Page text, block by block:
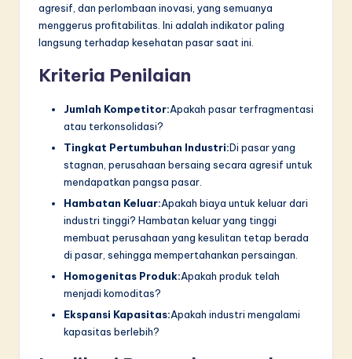
agresif, dan perlombaan inovasi, yang semuanya
menggerus profitabilitas. Ini adalah indikator paling
langsung terhadap kesehatan pasar saat ini.
Kriteria Penilaian
Jumlah Kompetitor:Apakah pasar terfragmentasi
atau terkonsolidasi?
Tingkat Pertumbuhan Industri:Di pasar yang
stagnan, perusahaan bersaing secara agresif untuk
mendapatkan pangsa pasar.
Hambatan Keluar:Apakah biaya untuk keluar dari
industri tinggi? Hambatan keluar yang tinggi
membuat perusahaan yang kesulitan tetap berada
di pasar, sehingga mempertahankan persaingan.
Homogenitas Produk:Apakah produk telah
menjadi komoditas?
Ekspansi Kapasitas:Apakah industri mengalami
kapasitas berlebih?